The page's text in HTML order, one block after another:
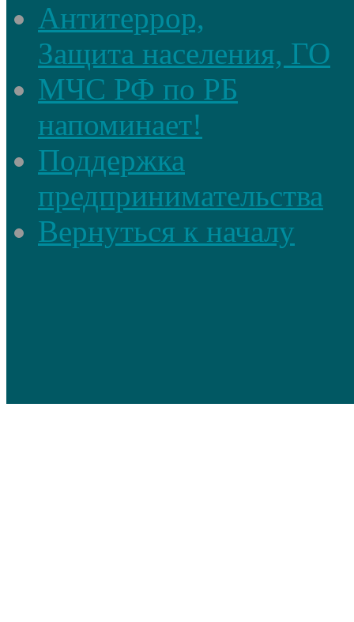
Антитеррор,
Защита населения, ГО
МЧС РФ по РБ
напоминает!
Поддержка
предпринимательства
Вернуться к началу